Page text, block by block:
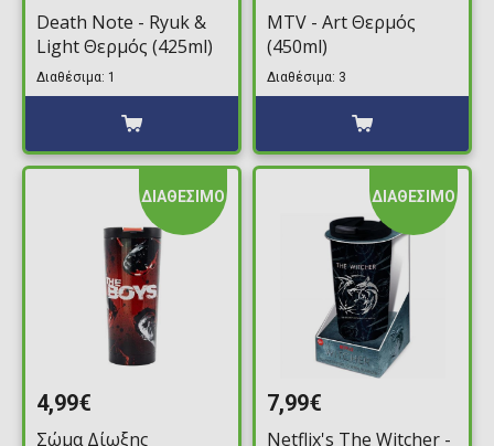
Death Note - Ryuk &
Light Θερμός (425ml)
Διαθέσιμα: 1
MTV - Art Θερμός
(450ml)
Διαθέσιμα: 3
ΔΙΑΘΕΣΙΜΟ
4,99€
Σώμα Δίωξης
ΔΙΑΘΕΣΙΜΟ
7,99€
Netflix's The Witcher -